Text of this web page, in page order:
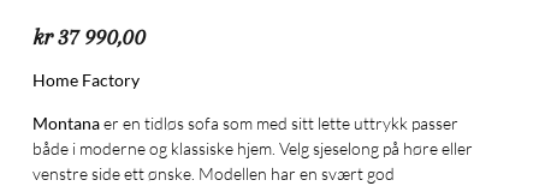
kr37 990,00
Home Factory
Montanaer en tidløs sofa som med sitt lette uttrykk passer
både i moderne og klassiske hjem. Velg sjeselong på høre eller
venstre side ett ønske. Modellen har en svært god